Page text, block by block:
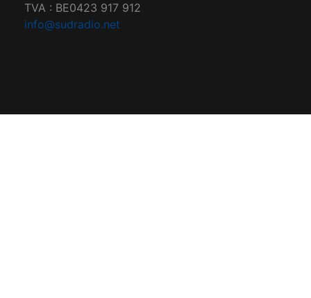
TVA : BE0423 917 912
info@sudradio.net